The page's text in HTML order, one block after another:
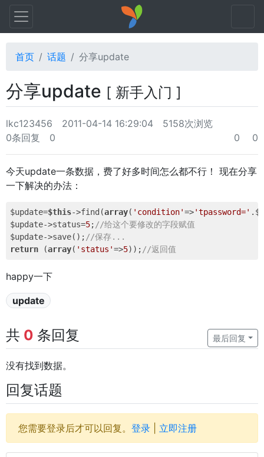
首页 话题 分享update
分享update [ 新手入门 ]
lkc123456 2011-04-14 16:29:04
5158次浏览
0条回复
0 0 0
今天update一条数据，费了好多时间怎么都不行！ 现在分享
一下解决的办法：
$update=$this->find(array( 'condition'=>'tpassword='
$update->status=5; //给这个要修改的字段赋值
$update->save(); //保存...
return (array( 'status'=>5)); //返回值
happy一下
update
共 0 条回复 最后回复
没有找到数据。
回复话题
您需要登录后才可以回复。 登录 立即注册